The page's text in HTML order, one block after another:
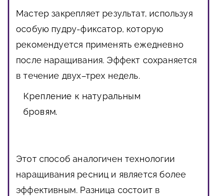
Мастер закрепляет результат, используя
особую пудру-фиксатор, которую
рекомендуется применять ежедневно
после наращивания. Эффект сохраняется
в течение двух–трех недель.
Крепление к натуральным
бровям.
Этот способ аналогичен технологии
наращивания ресниц и является более
эффективным. Разница состоит в